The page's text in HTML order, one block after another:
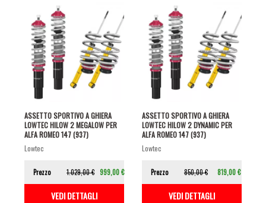
ASSETTO SPORTIVO A GHIERA
LOWTEC HILOW 2 MEGALOW PER
ALFA ROMEO 147 (937)
lowtec
Prezzo 1.029,00 € 999,00 €
VEDI DETTAGLI
ASSETTO SPORTIVO A GHIERA
LOWTEC HILOW 2 DYNAMIC PER
ALFA ROMEO 147 (937)
lowtec
Prezzo 850,00 € 819,00 €
VEDI DETTAGLI